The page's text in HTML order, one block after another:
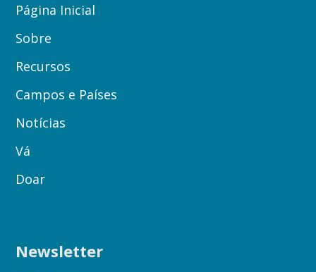
Página Inicial
Sobre
Recursos
Campos e Países
Notícias
Vá
Doar
Newsletter